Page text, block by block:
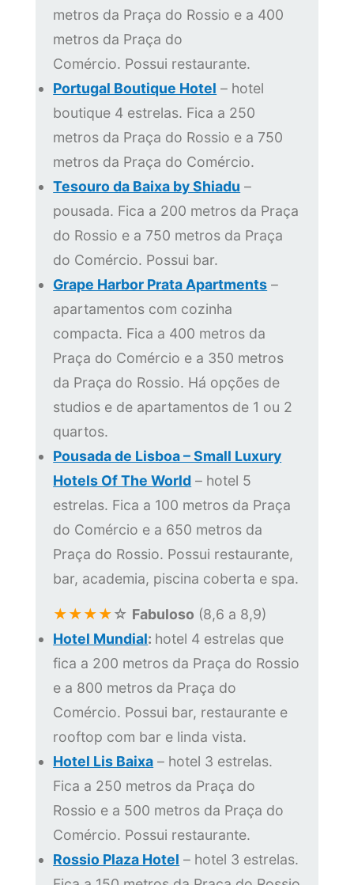
metros da Praça do Rossio e a 400
metros da Praça do
Comércio. Possui restaurante.
Portugal Boutique Hotel – hotel
boutique 4 estrelas. Fica a 250
metros da Praça do Rossio e a 750
metros da Praça do Comércio.
Tesouro da Baixa by Shiadu –
pousada. Fica a 200 metros da Praça
do Rossio e a 750 metros da Praça
do Comércio. Possui bar.
Grape Harbor Prata Apartments –
apartamentos com cozinha
compacta. Fica a 400 metros da
Praça do Comércio e a 350 metros
da Praça do Rossio. Há opções de
studios e de apartamentos de 1 ou 2
quartos.
Pousada de Lisboa – Small Luxury
Hotels Of The World – hotel 5
estrelas. Fica a 100 metros da Praça
do Comércio e a 650 metros da
Praça do Rossio. Possui restaurante,
bar, academia, piscina coberta e spa.
★★★★☆ Fabuloso (8,6 a 8,9)
Hotel Mundial: hotel 4 estrelas que
fica a 200 metros da Praça do Rossio
e a 800 metros da Praça do
Comércio. Possui bar, restaurante e
rooftop com bar e linda vista.
Hotel Lis Baixa – hotel 3 estrelas.
Fica a 250 metros da Praça do
Rossio e a 500 metros da Praça do
Comércio. Possui restaurante.
Rossio Plaza Hotel – hotel 3 estrelas.